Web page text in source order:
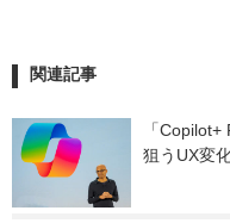
関連記事
「
狙うUX変